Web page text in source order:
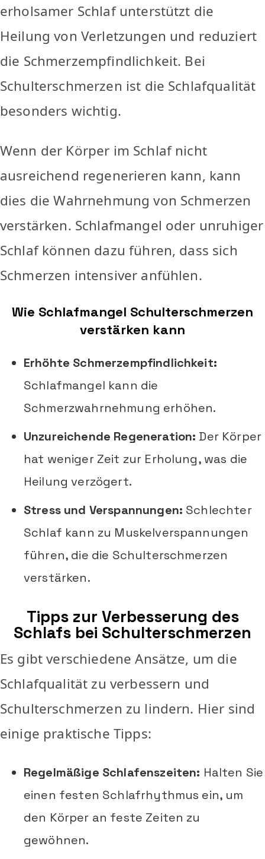
erholsamer Schlaf unterstützt die
Heilung von Verletzungen und reduziert
die Schmerzempfindlichkeit. Bei
Schulterschmerzen ist die Schlafqualität
besonders wichtig.
Wenn der Körper im Schlaf nicht
ausreichend regenerieren kann, kann
dies die Wahrnehmung von Schmerzen
verstärken. Schlafmangel oder unruhiger
Schlaf können dazu führen, dass sich
Schmerzen intensiver anfühlen.
Wie Schlafmangel Schulterschmerzen
verstärken kann
Erhöhte Schmerzempfindlichkeit:
Schlafmangel kann die
Schmerzwahrnehmung erhöhen.
Unzureichende Regeneration: Der Körper
hat weniger Zeit zur Erholung, was die
Heilung verzögert.
Stress und Verspannungen: Schlechter
Schlaf kann zu Muskelverspannungen
führen, die die Schulterschmerzen
verstärken.
Tipps zur Verbesserung des
Schlafs bei Schulterschmerzen
Es gibt verschiedene Ansätze, um die
Schlafqualität zu verbessern und
Schulterschmerzen zu lindern. Hier sind
einige praktische Tipps:
Regelmäßige Schlafenszeiten: Halten Sie
einen festen Schlafrhythmus ein, um
den Körper an feste Zeiten zu
gewöhnen.